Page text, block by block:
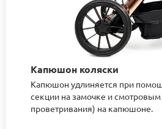
Капюшон коляски
Капюшон удлиняется при
секции на замочке и
проветривания) на капюшоне.